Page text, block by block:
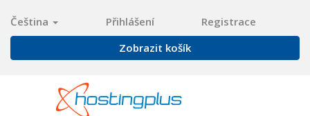
Čeština Přihlášení
Registrace
Zobrazit košík